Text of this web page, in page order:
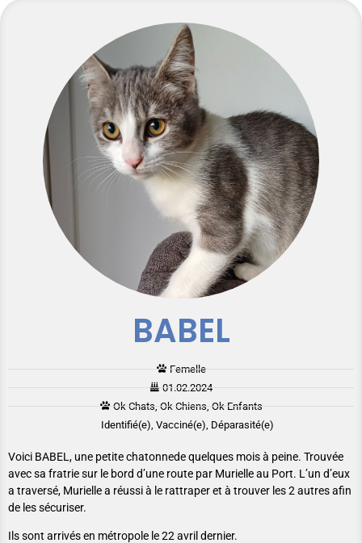
BABEL
Femelle
01.02.2024
Ok Chats, Ok Chiens, Ok Enfants
Identifié(e), Vacciné(e), Déparasité(e)
Voici BABEL, une petite chatonnede quelques mois à peine. Trouvée
avec sa fratrie sur le bord d’une route par Murielle au Port. L’un d’eux
a traversé, Murielle a réussi à le rattraper et à trouver les 2 autres afin
de les sécuriser.
Ils sont arrivés en métropole le 22 avril dernier.